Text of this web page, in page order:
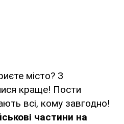
місто? З
краще! Пости
всі, кому завгодно!
частини на